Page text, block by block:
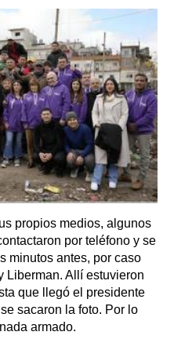
propios medios, algunos
por teléfono y se
minutos antes, por caso
Liberman. Allí estuvieron
que llegó el presidente
sacaron la foto. Por lo
armado.